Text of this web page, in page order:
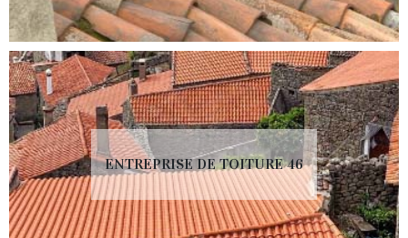
ENTREPRISE DE TOITURE 46